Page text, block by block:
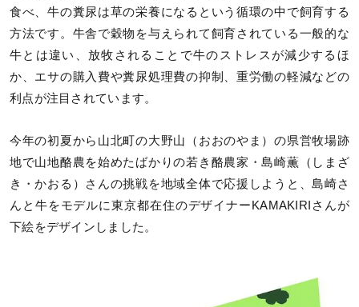
食べ、牛の糞尿は草の栄養になるという循環の中で飼育する
方法です。牛舎で穀物を与えられて飼育されている一般的な
牛とは違い、放牧されることで牛のストレスが減少するほ
か、エサの購入費や糞尿処理費の抑制、重労働の軽減などの
利点が注目されています。
今年の初夏から山北町の大野山（おおのやま）の県営牧場跡
地で山地酪農を始めたばかりの若き酪農家・島崎薫（しまざ
き・かおる）さんの挑戦を地域全体で応援しようと、島崎さ
んと牛をモデルに東京都在住のデザイナーKAMAKIRIさんが
下絵をデザインしました。